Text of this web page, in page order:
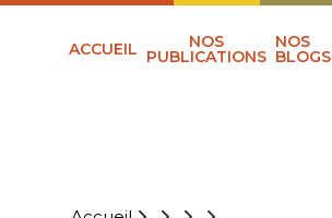
ACCUEIL NOS
PUBLICATIONS
NOS
BLOGS